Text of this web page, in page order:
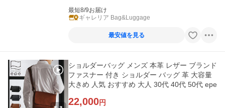
最短8/9お届け
ギャレリア Bag&Luggage
最安値を見る
ショルダーバッグ メンズ 本革 レザー ブランド
ファスナー 付き ショルダー バッグ 革 大容量
大きめ 人気 おすすめ 大人 30代 40代 50代 epe
22,000円